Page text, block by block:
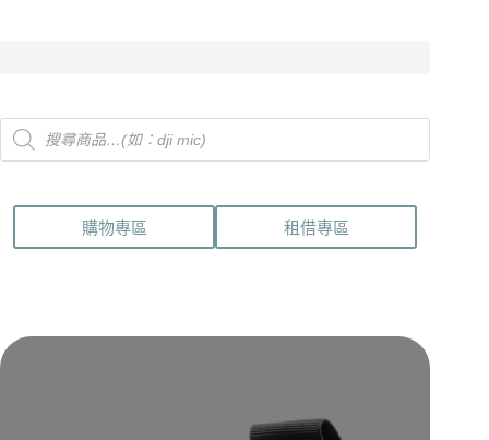
Products
search
購物專區 租借專區